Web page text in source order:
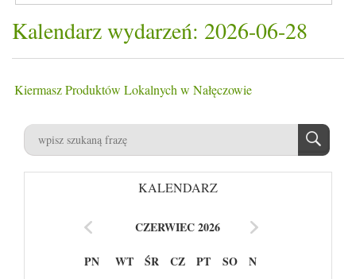
Kalendarz wydarzeń: 2026-06-28
Kiermasz Produktów Lokalnych w Nałęczowie
KALENDARZ
CZERWIEC 2026
PN WT ŚR CZ PT SO N